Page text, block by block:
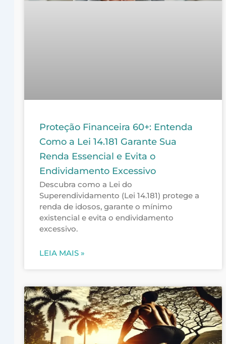
Proteção Financeira 60+: Entenda
Como a Lei 14.181 Garante Sua
Renda Essencial e Evita o
Endividamento Excessivo
Descubra como a Lei do
Superendividamento (Lei 14.181) protege a
renda de idosos, garante o mínimo
existencial e evita o endividamento
excessivo.
LEIA MAIS »